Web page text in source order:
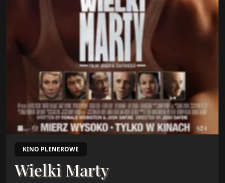
KINO PLENEROWE
Wielki Marty